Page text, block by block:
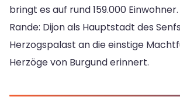
bringt es auf rund 159.000
Rande: Dijon als Hauptstadt des
Herzogspalast an die einstige
Herzöge von Burgund erinnert.